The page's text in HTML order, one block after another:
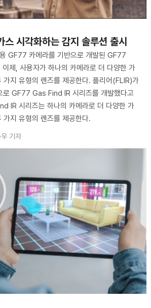
시각화하는 감지 솔루션 출시
GF77 카메라를 기반으로 개발된 GF77
제, 사용자가 하나의 카메라로 더 다양한 가
가지 유형의 렌즈를 제공한다. 플리어(FLIR)가
로 GF77 Gas Find IR 시리즈를 개발했다고
IR 시리즈는 하나의 카메라로 더 다양한 가
가지 유형의 렌즈를 제공한다.
우 기자